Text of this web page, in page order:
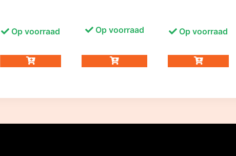
Op voorraad Op voorraad Op voorraad